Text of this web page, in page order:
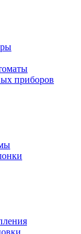
приборов